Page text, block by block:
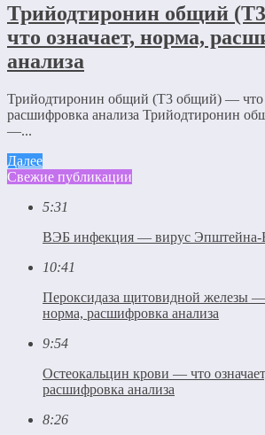
Трийодтиронин общий
что означает, норма,
анализа
Трийодтиронин общий (Т3 общий) — что
расшифровка анализа Трийодтиронин
—...
Далее
Свежие публикации
5:31
ВЭБ инфекция — вирус Эпштейна-
10:41
Пероксидаза щитовидной железы —
норма, расшифровка анализа
9:54
Остеокальцин крови — что
расшифровка анализа
8:26